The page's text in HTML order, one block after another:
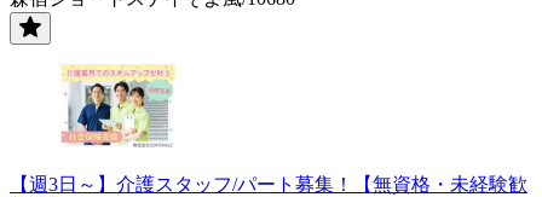
【週3日～】介護スタッフ/パート募集！【無資格・未経験歓